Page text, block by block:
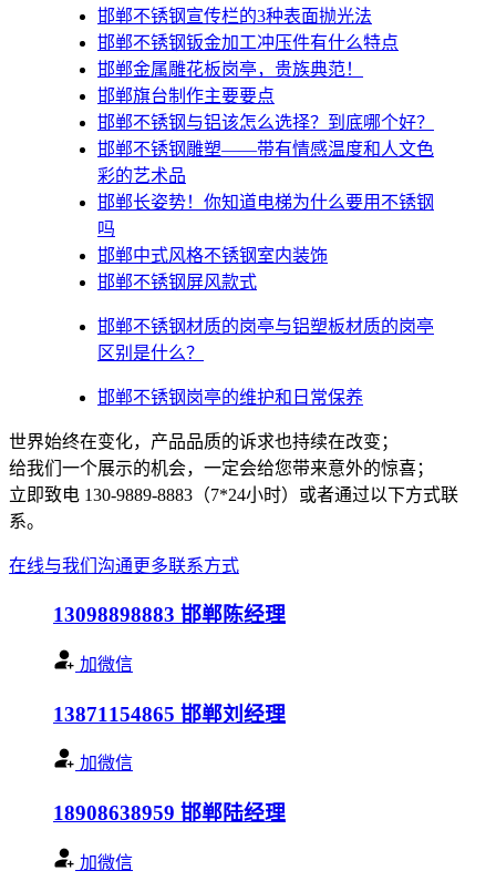
邯郸不锈钢宣传栏的3种表面抛光法
邯郸不锈钢钣金加工冲压件有什么特点
邯郸金属雕花板岗亭，贵族典范！
邯郸旗台制作主要要点
邯郸不锈钢与铝该怎么选择？到底哪个好？
邯郸不锈钢雕塑——带有情感温度和人文色
彩的艺术品
邯郸​长姿势！你知道电梯为什么要用不锈钢
吗
邯郸中式风格不锈钢室内装饰
邯郸不锈钢屏风款式
邯郸不锈钢材质的岗亭与铝塑板材质的岗亭
区别是什么？
邯郸不锈钢岗亭的维护和日常保养
世界始终在变化，产品品质的诉求也持续在改变；
给我们一个展示的机会，一定会给您带来意外的惊喜；
立即致电 130-9889-8883（7*24小时）或者通过以下方式联
系。
在线与我们沟通更多联系方式
13098898883 邯郸陈经理
加微信
13871154865 邯郸刘经理
加微信
18908638959 邯郸陆经理
加微信